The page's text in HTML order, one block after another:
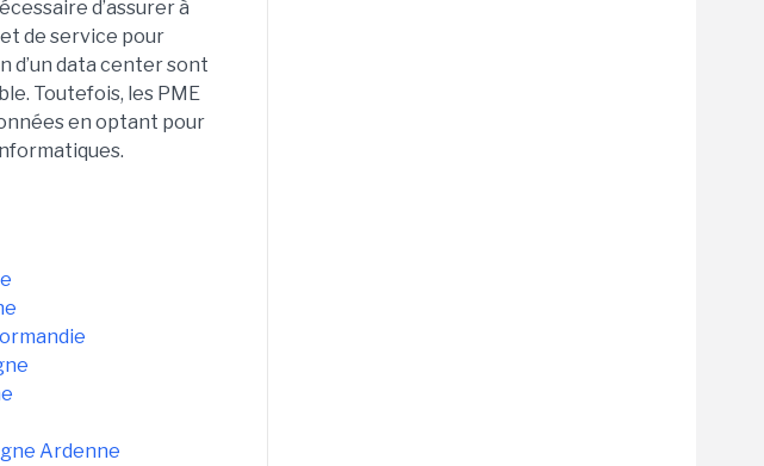
d’assurer à
de service pour
d’un data center sont
Toutefois, les PME
en optant pour
Ardenne